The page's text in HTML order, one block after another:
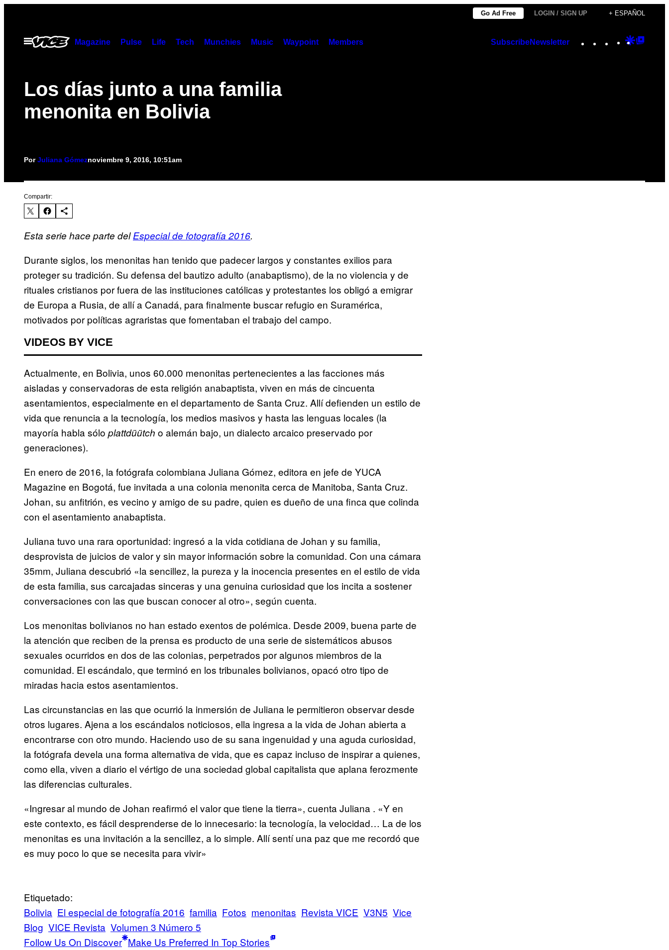
contenido
Go Ad Free LOGIN / SIGN UP + ESPAÑOL
Abrir
Menú
Magazine Pulse Life Tech Munchies Music Waypoint Members SubscribeNewsletter Instagram
TikTok
YouTube
Google
Los días junto a una familia
menonita en Bolivia
PorJuliana Gómeznoviembre 9, 2016, 10:51am
Compartir:
Esta serie hace parte delEspecial de fotografía 2016.
Durante siglos, los menonitas han tenido que padecer largos y constantes exilios para
proteger su tradición. Su defensa del bautizo adulto (anabaptismo), de la no violencia y de
rituales cristianos por fuera de las instituciones católicas y protestantes los obligó a emigrar
de Europa a Rusia, de allí a Canadá, para finalmente buscar refugio en Suramérica,
motivados por políticas agraristas que fomentaban el trabajo del campo.
VIDEOS BY VICE
Actualmente, en Bolivia, unos 60.000 menonitas pertenecientes a las facciones más
aisladas y conservadoras de esta religión anabaptista, viven en más de cincuenta
asentamientos, especialmente en el departamento de Santa Cruz. Allí defienden un estilo de
vida que renuncia a la tecnología, los medios masivos y hasta las lenguas locales (la
mayoría habla sólo plattdüütch o alemán bajo, un dialecto arcaico preservado por
generaciones).
En enero de 2016, la fotógrafa colombiana Juliana Gómez, editora en jefe de YUCA
Magazine en Bogotá, fue invitada a una colonia menonita cerca de Manitoba, Santa Cruz.
Johan, su anfitrión, es vecino y amigo de su padre, quien es dueño de una finca que colinda
con el asentamiento anabaptista.
Juliana tuvo una rara oportunidad: ingresó a la vida cotidiana de Johan y su familia,
desprovista de juicios de valor y sin mayor información sobre la comunidad. Con una cámara
35mm, Juliana descubrió «la sencillez, la pureza y la inocencia presentes en el estilo de vida
de esta familia, sus carcajadas sinceras y una genuina curiosidad que los incita a sostener
conversaciones con las que buscan conocer al otro», según cuenta.
Los menonitas bolivianos no han estado exentos de polémica. Desde 2009, buena parte de
la atención que reciben de la prensa es producto de una serie de sistemáticos abusos
sexuales ocurridos en dos de las colonias, perpetrados por algunos miembros de la
comunidad. El escándalo, que terminó en los tribunales bolivianos, opacó otro tipo de
miradas hacia estos asentamientos.
Las circunstancias en las que ocurrió la inmersión de Juliana le permitieron observar desde
otros lugares. Ajena a los escándalos noticiosos, ella ingresa a la vida de Johan abierta a
encontrarse con otro mundo. Haciendo uso de su sana ingenuidad y una aguda curiosidad,
la fotógrafa devela una forma alternativa de vida, que es capaz incluso de inspirar a quienes,
como ella, viven a diario el vértigo de una sociedad global capitalista que aplana ferozmente
las diferencias culturales.
«Ingresar al mundo de Johan reafirmó el valor que tiene la tierra», cuenta Juliana . «Y en
este contexto, es fácil desprenderse de lo innecesario: la tecnología, la velocidad… La de los
menonitas es una invitación a la sencillez, a lo simple. Allí sentí una paz que me recordó que
es muy poco lo que se necesita para vivir»
Etiquetado:
Bolivia El especial de fotografía 2016 familia Fotos menonitas Revista VICE V3N5 Vice
Blog VICE Revista Volumen 3 Número 5
Follow Us On Discover Make Us Preferred In Top Stories